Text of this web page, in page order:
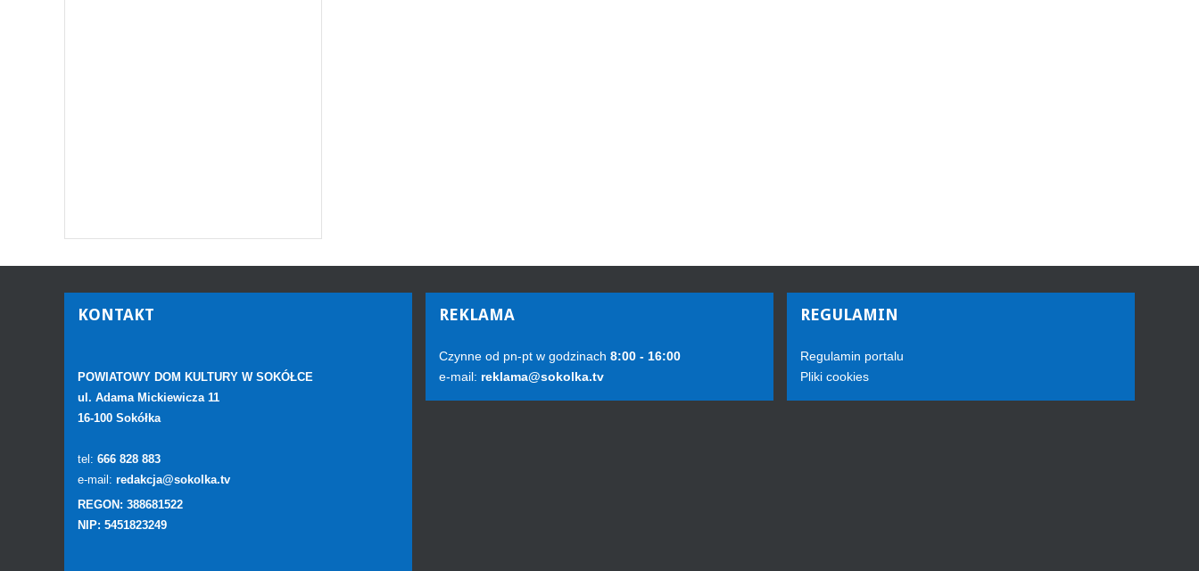
KONTAKT
POWIATOWY DOM KULTURY W SOKÓŁCE
ul. Adama Mickiewicza 11
16-100 Sokółka
tel: 666 828 883
e-mail: redakcja@sokolka.tv
REGON: 388681522
NIP: 5451823249
REKLAMA
Czynne od pn-pt w godzinach 8:00 - 16:00
e-mail: reklama@sokolka.tv
REGULAMIN
Regulamin portalu
Pliki cookies